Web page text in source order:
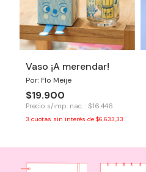
Vaso ¡A merendar!
Por: Flo Meije
$19.900
Precio s/imp. nac. : $16.446
3 cuotas sin interés de $6.633,33